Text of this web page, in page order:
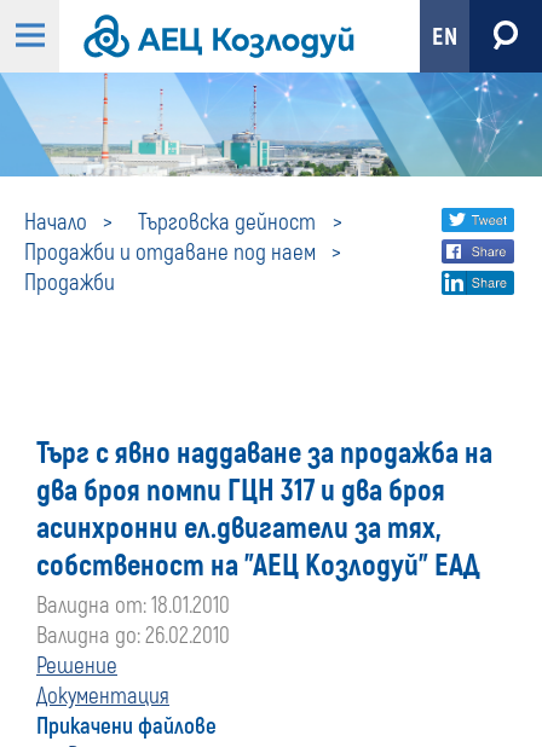
EN
Начало
Търговска дейност
Продажби и отдаване под наем
Продажби
ПродажбиShare
social
Търг с явно наддаване за продажба на
два броя помпи ГЦН 317 и два броя
асинхронни ел.двигатели за тях,
собственост на "АЕЦ Козлодуй" ЕАД
Валидна от: 18.01.2010
Валидна до: 26.02.2010
Решение
Документация
Прикачени файлове